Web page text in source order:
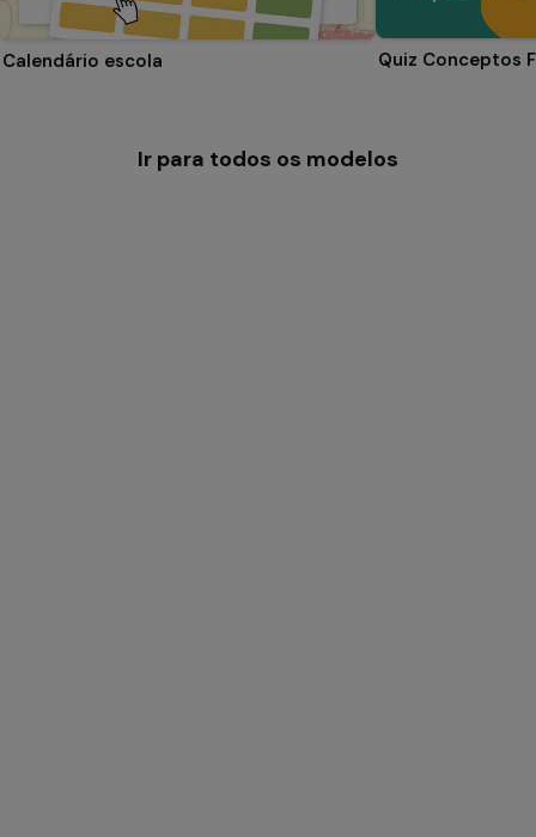
Calendário escola Quiz Conceptos
Ir para todos os modelos